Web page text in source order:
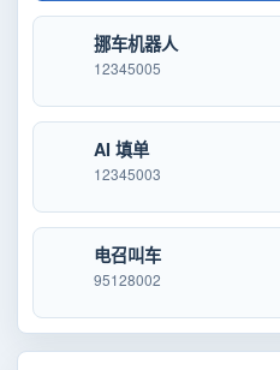
挪车机器人
12345005
AI 填单
12345003
电召叫车
95128002